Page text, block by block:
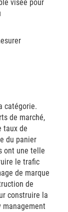
visée pour
catégorie.
de marché,
taux de
du panier
ont une telle
le trafic
de marque
de
construire la
management